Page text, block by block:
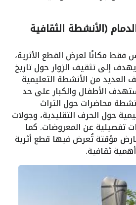
(الأنشطة الثقافية
مكانًا لعرض القطع الأثرية،
إلى تثقيف الزوار حول تاريخ
العديد من الأنشطة التعليمية
الأطفال والكبار على حد
محاضرات حول التراث
حول الحرف التقليدية، وجولات
تفصيلية عن المعروضات. كما
مؤقتة تُعرض فيها قطع أثرية
ثقافية.